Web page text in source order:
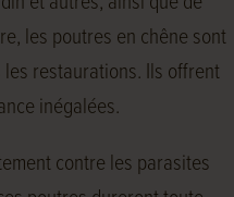
les poutres en chêne sont
restaurations. Ils offrent
inégalées.
contre les parasites